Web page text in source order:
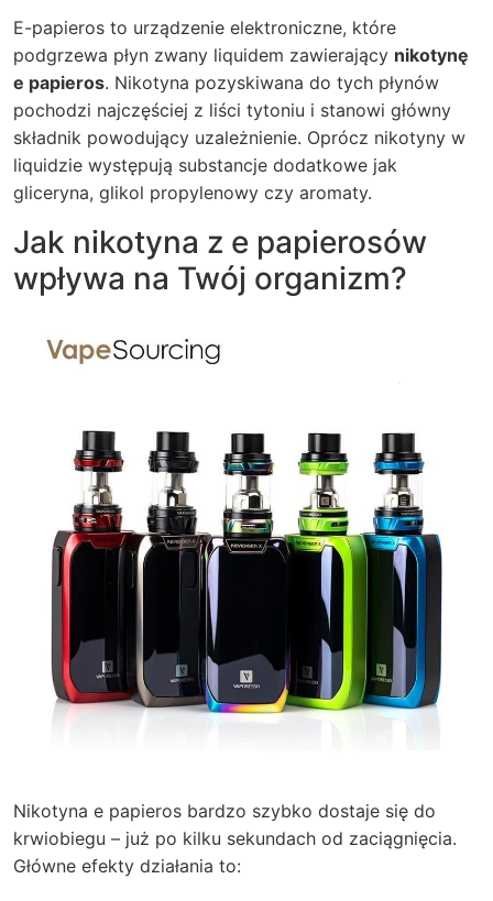
E-papieros to urządzenie elektroniczne, które
podgrzewa płyn zwany liquidem zawierający nikotynę
e papieros. Nikotyna pozyskiwana do tych płynów
pochodzi najczęściej z liści tytoniu i stanowi główny
składnik powodujący uzależnienie. Oprócz nikotyny w
liquidzie występują substancje dodatkowe jak
gliceryna, glikol propylenowy czy aromaty.
Jak nikotyna z e papierosów
wpływa na Twój organizm?
Nikotyna e papieros bardzo szybko dostaje się do
krwiobiegu – już po kilku sekundach od zaciągnięcia.
Główne efekty działania to: